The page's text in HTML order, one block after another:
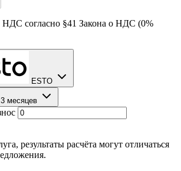
НДС согласно §41 Закона о НДС (0%
ESTO
3 месяцев
результаты расчёта могут отличаться